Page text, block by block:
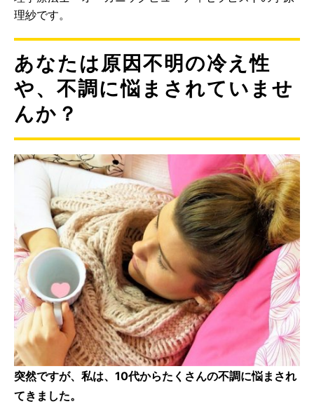
理紗です。
あなたは原因不明の冷え性
や、不調に悩まされていませ
んか？
突然ですが、私は、10代からたくさんの不調に悩まされ
てきました。